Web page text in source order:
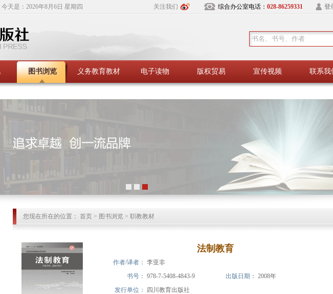
天是： 2026年8月6日 星期四 关注我们 综合办公室电话： 028-86259331 登
图书浏览 义务教育教材 电子读物 版权贸易 宣传视频 联系我
您现在所在的位置： 首页 > 图书浏览 > 职教教材
法制教育
作者/译者： 李亚非
书号： 978-7-5408-4843-9 出版日期： 2008年
发行单位：
四川教育出版社